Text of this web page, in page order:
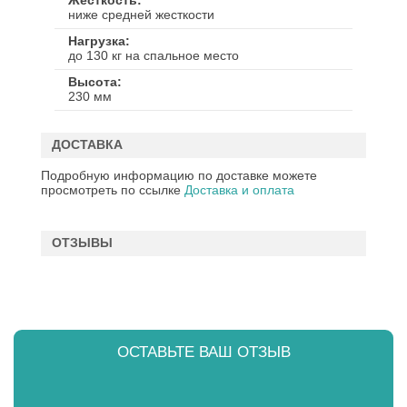
ниже средней жесткости
Нагрузка
до 130 кг на спальное место
Высота
230 мм
ДОСТАВКА
Подробную информацию по доставке можете
просмотреть по ссылке Доставка и оплата
ОТЗЫВЫ
ОСТАВЬТЕ ВАШ ОТЗЫВ